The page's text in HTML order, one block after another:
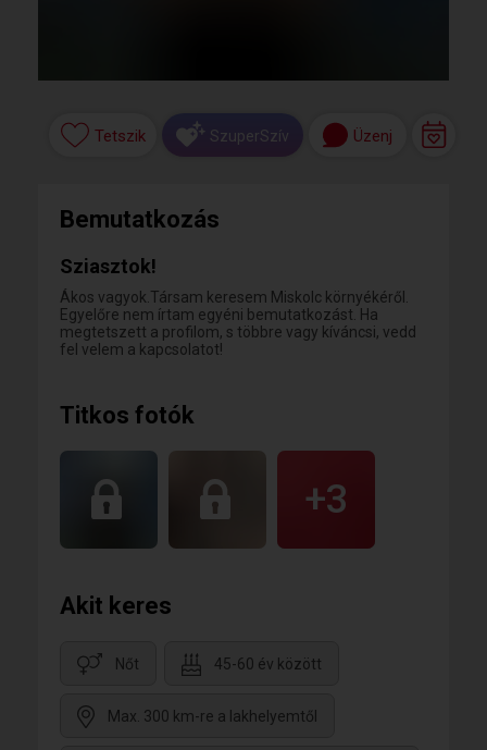
Tetszik SzuperSzív Üzenj
Bemutatkozás
Sziasztok!
Ákos vagyok.Társam keresem Miskolc környékéről.
Egyelőre nem írtam egyéni bemutatkozást. Ha
megtetszett a profilom, s többre vagy kíváncsi, vedd
fel velem a kapcsolatot!
Titkos fotók
+3
Akit keres
Nőt 45-60 év között
Max. 300 km-re a lakhelyemtől